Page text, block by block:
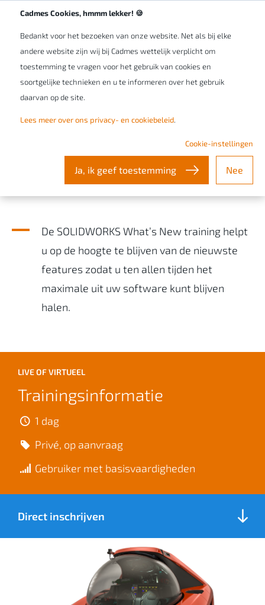
Cadmes Cookies, hmmm lekker! 🍪
Bedankt voor het bezoeken van onze website. Net als bij elke
andere website zijn wij bij Cadmes wettelijk verplicht om
toestemming te vragen voor het gebruik van cookies en
soortgelijke technieken en u te informeren over het gebruik
daarvan op de site.
Lees meer over ons privacy- en cookiebeleid.
Cookie-instellingen
Ja, ik geef toestemming Nee
Werken bij Cadmes
Maak optimaal gebruik van de
met de SOLIDWORKS What’s
New training
De SOLIDWORKS What’s New training helpt
u op de hoogte te blijven van de nieuwste
features zodat u ten allen tijden het
maximale uit uw software kunt blijven
halen.
LIVE OF VIRTUEEL
Trainingsinformatie
1 dag
Privé, op aanvraag
Gebruiker met basisvaardigheden
Direct inschrijven